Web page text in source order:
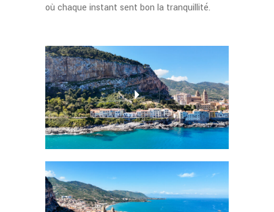
où chaque instant sent bon la tranquillité.